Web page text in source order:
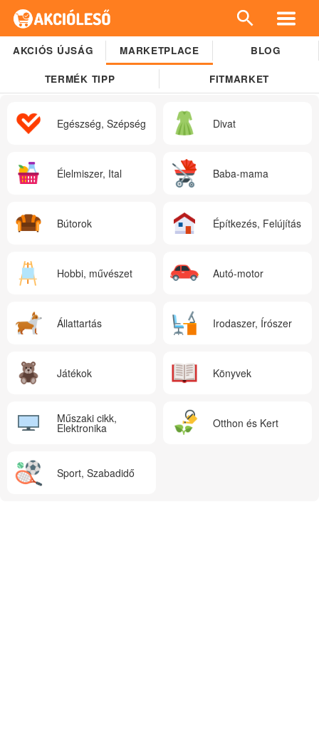
AKCIÓS ÚJSÁG MARKETPLACE BLOG
TERMÉK TIPP FITMARKET
Egészség, Szépség Divat
Élelmiszer, Ital Baba-mama
Bútorok Építkezés, Felújítás
Hobbi, művészet Autó-motor
Állattartás Irodaszer, Írószer
Játékok Könyvek
Műszaki cikk,
Elektronika Otthon és Kert
Sport, Szabadidő